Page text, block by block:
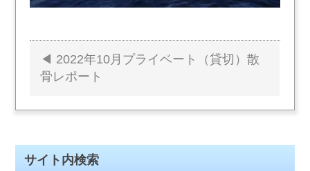
投
ビ
2022年10月プライベート（貸切）散
骨レポート
サイト内検索